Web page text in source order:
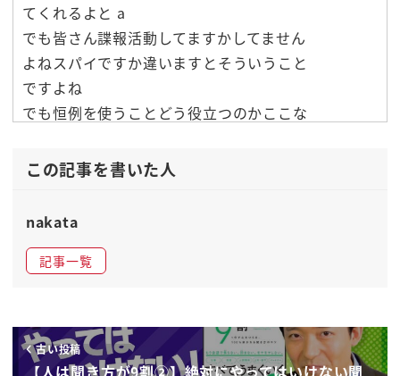
てくれるよと a
でも皆さん諜報活動してますかしてません
よねスパイですか違いますとそういうこと
ですよね
でも恒例を使うことどう役立つのかここな
日常で皆さん
たっていうことの方が多いですよね会社
でしょうとかね私のと好きですかとかね
嘘をつく
だからこそ聞きたいことが聞けたらなーっ
この記事を書いた人
nakata
記事一覧
古い投稿
【人は聞き方が9割②】絶対にやってはいけない聞